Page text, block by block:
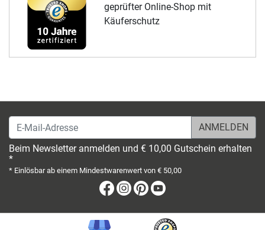
geprüfter Online-Shop mit
Käuferschutz
E-Mail-Adresse
Beim Newsletter anmelden und € 10,00 Gutschein erhalten
*
* Einlösbar ab einem Mindestwarenwert von € 50,00
Facebook
Instagram
Pinterest